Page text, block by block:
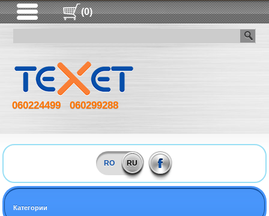
(0)
060224499 060299288
RO RU
Категории